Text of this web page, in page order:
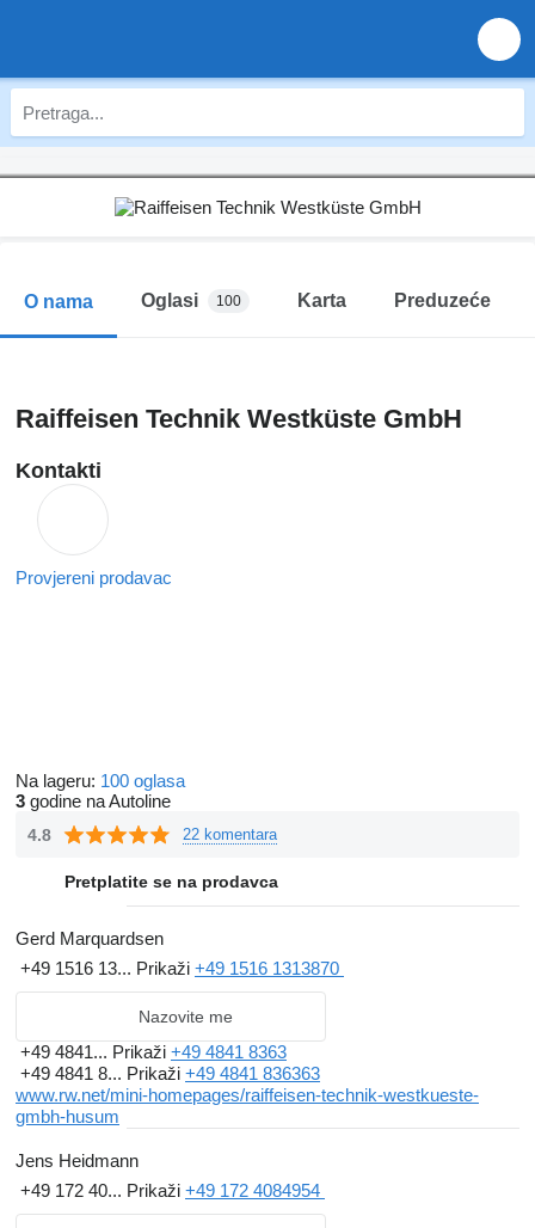
O nama Oglasi 100 Karta Preduzeće
Raiffeisen Technik Westküste GmbH
Kontakti
Provjereni prodavac
Na lageru: 100 oglasa
3 godine na Autoline
4.8 22 komentara
Pretplatite se na prodavca
Gerd Marquardsen
+49 1516 13... Prikaži +49 1516 1313870
Nazovite me
+49 4841... Prikaži +49 4841 8363
+49 4841 8... Prikaži +49 4841 836363
www.rw.net/mini-homepages/raiffeisen-technik-westkueste-
gmbh-husum
Jens Heidmann
+49 172 40... Prikaži +49 172 4084954